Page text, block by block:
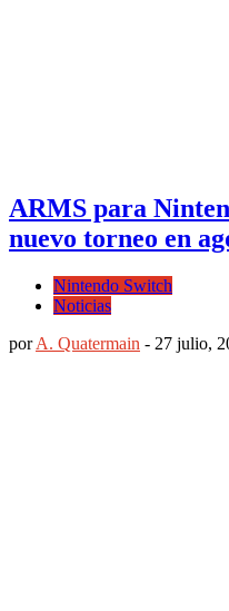
ARMS para
nuevo torneo en
Nintendo Switch
Noticias
porA. Quatermain - 27 julio,